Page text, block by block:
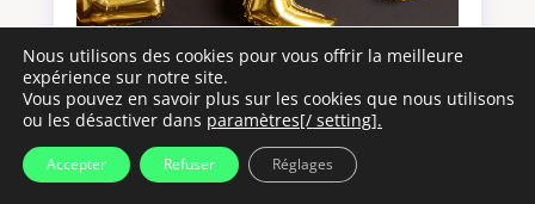
Nous utilisons des cookies pour vous offrir la meilleure
expérience sur notre site.
Vous pouvez en savoir plus sur les cookies que nous utilisons
ou les désactiver dans paramètres[/ setting].
Accepter Refuser Réglages